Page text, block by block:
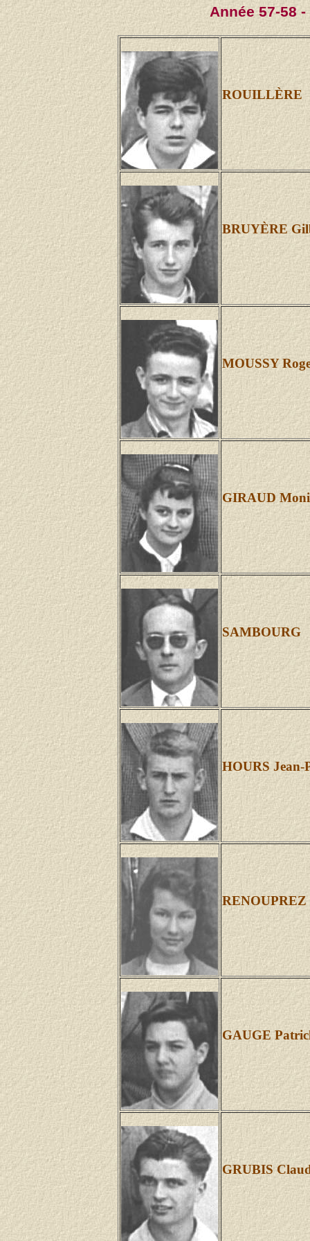
Année 57-58
ROUILLÈRE
BRUYÈRE
MOUSSY
GIRAUD
SAMBOURG
HOURS Jean-
RENOUPREZ
GAUGE
GRUBIS